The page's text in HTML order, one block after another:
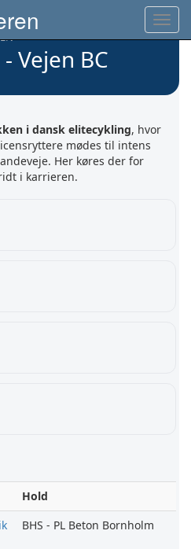
miniguide
Vejen BC
i dansk elitecykling, hvor
mødes til intens
Her køres der for
i karrieren.
Hold
BHS - PL Beton Bornholm